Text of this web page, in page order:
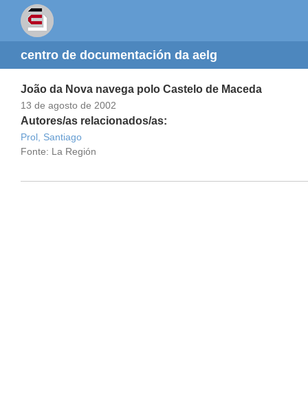
centro de documentación da aelg
João da Nova navega polo Castelo de Maceda
13 de agosto de 2002
Autores/as relacionados/as:
Prol, Santiago
Fonte: La Región